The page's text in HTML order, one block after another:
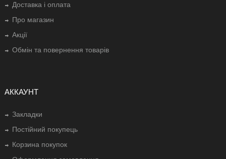
Доставка і оплата
Про магазин
Акції
Обмін та повернення товарів
АККАУНТ
Закладки
Постійний покупець
Корзина покупок